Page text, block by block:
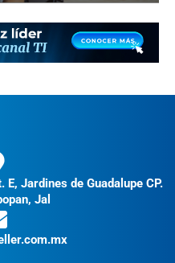
Jardines de Guadalupe CP.
Jal